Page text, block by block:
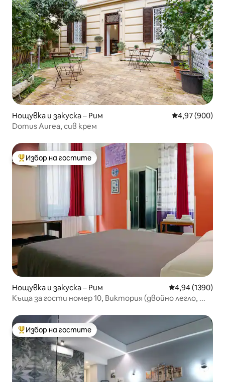
Нощувка и закуска – Рим Средна
4,97 (900)
Domus Aurea, сив крем
Най-популярен избор на гостите
Избор на гостите
Нощувка и закуска – Рим Средна
4,94 (1390)
Къща за гости номер 10, Виктория (двойно легло, ...
Най-популярен избор на гостите
Избор на гостите